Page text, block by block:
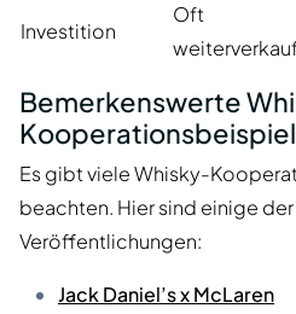
Investition
Oft
Bemerkenswerte
Es gibt viele Whisky-
beachten. Hier sind einige
Veröffentlichungen:
Jack Daniel’s x McLaren